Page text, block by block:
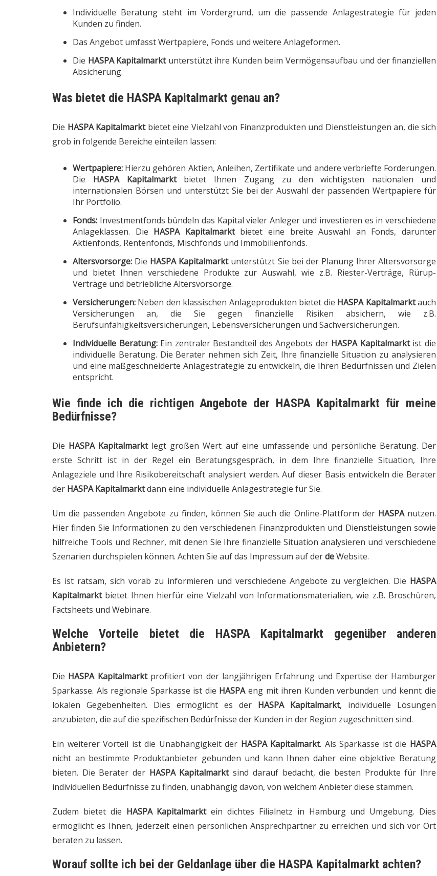
Individuelle Beratung steht im Vordergrund, um die passende Anlagestrategie für jeden
Kunden zu finden.
Das Angebot umfasst Wertpapiere, Fonds und weitere Anlageformen.
Die HASPA Kapitalmarktunterstützt ihre Kunden beim Vermögensaufbau und der finanziellen
Absicherung.
Was bietet die HASPA Kapitalmarkt genau an?
Die HASPA Kapitalmarktbietet eine Vielzahl von Finanzprodukten und Dienstleistungen an, die sich
grob in folgende Bereiche einteilen lassen:
Wertpapiere: Hierzu gehören Aktien, Anleihen, Zertifikate und andere verbriefte Forderungen.
Die HASPA Kapitalmarktbietet Ihnen Zugang zu den wichtigsten nationalen und
internationalen Börsen und unterstützt Sie bei der Auswahl der passenden Wertpapiere für
Ihr Portfolio.
Fonds: Investmentfonds bündeln das Kapital vieler Anleger und investieren es in verschiedene
Anlageklassen. Die HASPA Kapitalmarktbietet eine breite Auswahl an Fonds, darunter
Aktienfonds, Rentenfonds, Mischfonds und Immobilienfonds.
Altersvorsorge: Die HASPA Kapitalmarktunterstützt Sie bei der Planung Ihrer Altersvorsorge
und bietet Ihnen verschiedene Produkte zur Auswahl, wie z.B. Riester-Verträge, Rürup-
Verträge und betriebliche Altersvorsorge.
Versicherungen: Neben den klassischen Anlageprodukten bietet die HASPA Kapitalmarktauch
Versicherungen an, die Sie gegen finanzielle Risiken absichern, wie z.B.
Berufsunfähigkeitsversicherungen, Lebensversicherungen und Sachversicherungen.
Individuelle Beratung:Ein zentraler Bestandteil des Angebots der HASPA Kapitalmarktist die
individuelle Beratung. Die Berater nehmen sich Zeit, Ihre finanzielle Situation zu analysieren
und eine maßgeschneiderte Anlagestrategie zu entwickeln, die Ihren Bedürfnissen und Zielen
entspricht.
Wie finde ich die richtigen Angebote der HASPA Kapitalmarkt für meine
Bedürfnisse?
Die HASPA Kapitalmarktlegt großen Wert auf eine umfassende und persönliche Beratung. Der
erste Schritt ist in der Regel ein Beratungsgespräch, in dem Ihre finanzielle Situation, Ihre
Anlageziele und Ihre Risikobereitschaft analysiert werden. Auf dieser Basis entwickeln die Berater
der HASPA Kapitalmarktdann eine individuelle Anlagestrategie für Sie.
Um die passenden Angebote zu finden, können Sie auch die Online-Plattform der HASPAnutzen.
Hier finden Sie Informationen zu den verschiedenen Finanzprodukten und Dienstleistungen sowie
hilfreiche Tools und Rechner, mit denen Sie Ihre finanzielle Situation analysieren und verschiedene
Szenarien durchspielen können. Achten Sie auf das Impressum auf derdeWebsite.
Es ist ratsam, sich vorab zu informieren und verschiedene Angebote zu vergleichen. Die HASPA
Kapitalmarktbietet Ihnen hierfür eine Vielzahl von Informationsmaterialien, wie z.B. Broschüren,
Factsheets und Webinare.
Welche Vorteile bietet die HASPA Kapitalmarkt gegenüber anderen
Anbietern?
Die HASPA Kapitalmarktprofitiert von der langjährigen Erfahrung und Expertise der Hamburger
Sparkasse. Als regionale Sparkasse ist die HASPAeng mit ihren Kunden verbunden und kennt die
lokalen Gegebenheiten. Dies ermöglicht es der HASPA Kapitalmarkt, individuelle Lösungen
anzubieten, die auf die spezifischen Bedürfnisse der Kunden in der Region zugeschnitten sind.
Ein weiterer Vorteil ist die Unabhängigkeit der HASPA Kapitalmarkt. Als Sparkasse ist die HASPA
nicht an bestimmte Produktanbieter gebunden und kann Ihnen daher eine objektive Beratung
bieten. Die Berater der HASPA Kapitalmarktsind darauf bedacht, die besten Produkte für Ihre
individuellen Bedürfnisse zu finden, unabhängig davon, von welchem Anbieter diese stammen.
Zudem bietet die HASPA Kapitalmarktein dichtes Filialnetz in Hamburg und Umgebung. Dies
ermöglicht es Ihnen, jederzeit einen persönlichen Ansprechpartner zu erreichen und sich vor Ort
beraten zu lassen.
Worauf sollte ich bei der Geldanlage über die HASPA Kapitalmarkt achten?